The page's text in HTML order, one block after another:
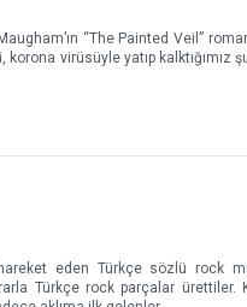
“The Painted Veil”
virüsüyle yatıp kalktığımız
eden Türkçe sözlü rock
Türkçe rock parçalar ürettiler.